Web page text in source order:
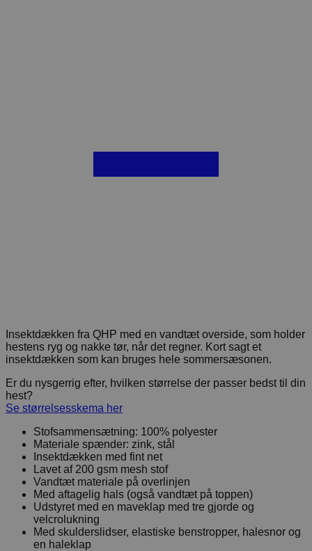
Insektdækken fra QHP med en vandtæt overside, som holder
hestens ryg og nakke tør, når det regner. Kort sagt et
insektdækken som kan bruges hele sommersæsonen.
Er du nysgerrig efter, hvilken størrelse der passer bedst til din
hest?
Se størrelsesskema her
Stofsammensætning: 100% polyester
Materiale spænder: zink, stål
Insektdækken med fint net
Lavet af 200 gsm mesh stof
Vandtæt materiale på overlinjen
Med aftagelig hals (også vandtæt på toppen)
Udstyret med en maveklap med tre gjorde og
velcrolukning
Med skulderslidser, elastiske benstropper, halesnor og
en haleklap